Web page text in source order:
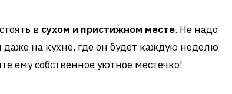
в сухом и пристижном месте. Не надо
даже на кухне, где он будет каждую неделю
ему собственное уютное местечко!